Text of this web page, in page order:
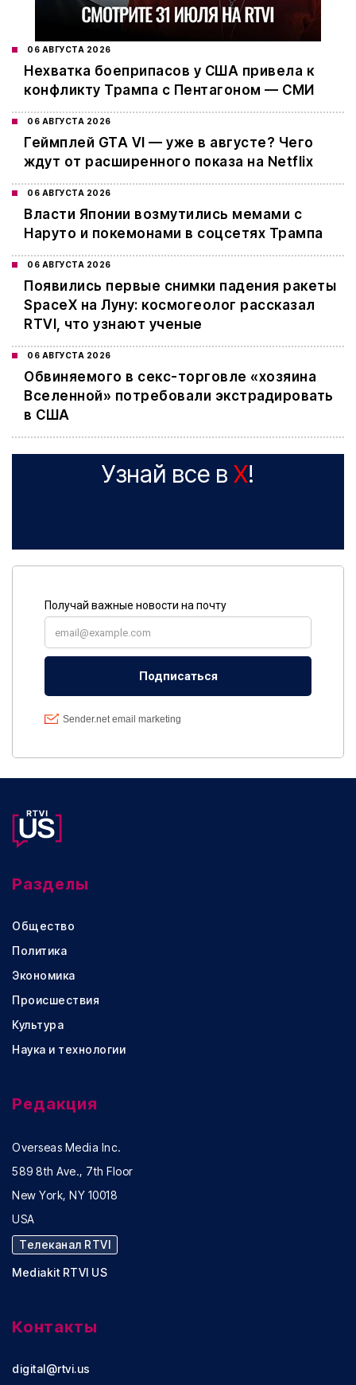
06 АВГУСТА 2026
Нехватка боеприпасов у США привела к
конфликту Трампа с Пентагоном — СМИ
06 АВГУСТА 2026
Геймплей GTA VI — уже в августе? Чего
ждут от расширенного показа на Netflix
06 АВГУСТА 2026
Власти Японии возмутились мемами с
Наруто и покемонами в соцсетях Трампа
06 АВГУСТА 2026
Появились первые снимки падения ракеты
SpaceX на Луну: космогеолог рассказал
RTVI, что узнают ученые
06 АВГУСТА 2026
Обвиняемого в секс-торговле «хозяина
Вселенной» потребовали экстрадировать
в США
Узнай все в X!
Разделы
Общество
Политика
Экономика
Происшествия
Культура
Наука и технологии
Редакция
Overseas Media Inc.
589 8th Ave., 7th Floor
New York, NY 10018
USA
Телеканал RTVI
Mediakit RTVI US
Контакты
digital@rtvi.us